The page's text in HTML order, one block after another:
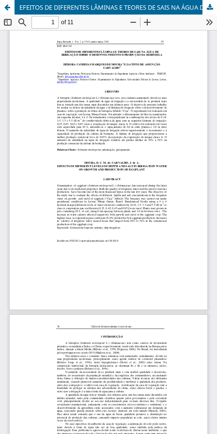
EFEITOS DE DIFERENTES LÂMINAS E TEORES DE SAIS NA ÁGUA DE IRRIGAÇÃO SOBRE O DESENVOLVIMENTO E PRODUÇÃO DA BERINJELA